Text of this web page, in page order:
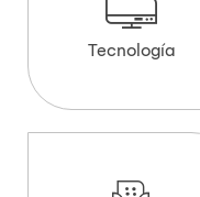
Tecnología